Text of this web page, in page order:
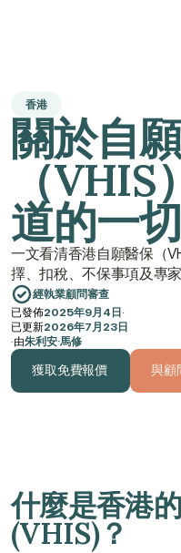
香港
關於自
（
道的一切
一文看清香港自願醫保（
擇、扣稅、不保事項及專家
經執業顧問審查
已發佈2025年9月4日·
已更新2026年7月23日
·由朱利安·馬修
獲取免費報價 與顧
什麼是香港
(VHIS)？